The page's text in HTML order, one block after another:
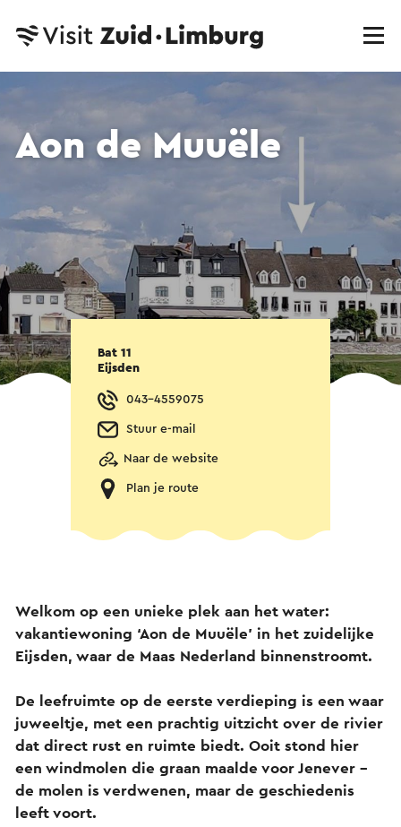
Aon de Muuële
Bat 11
Eijsden
043-4559075
Stuur e-mail
Naar de website
Plan je route
Welkom op een unieke plek aan het water:
vakantiewoning ‘Aon de Muuële’ in het zuidelijke
Eijsden, waar de Maas Nederland binnenstroomt.
De leefruimte op de eerste verdieping is een waar
juweeltje, met een prachtig uitzicht over de rivier
dat direct rust en ruimte biedt. Ooit stond hier
een windmolen die graan maalde voor Jenever –
de molen is verdwenen, maar de geschiedenis
leeft voort.